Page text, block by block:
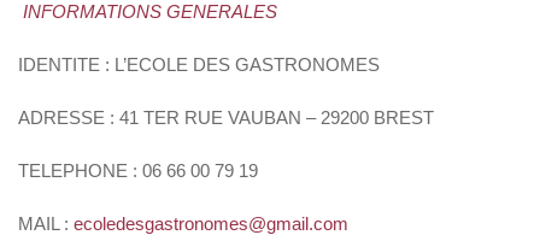
INFORMATIONS GENERALES
IDENTITE : L’ECOLE DES GASTRONOMES
ADRESSE : 41 TER RUE VAUBAN – 29200 BREST
TELEPHONE : 06 66 00 79 19
MAIL : ecoledesgastronomes@gmail.com